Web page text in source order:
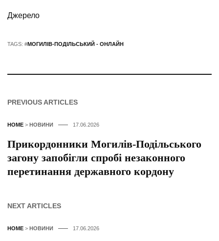
Джерело
TAGS: #МОГИЛІВ-ПОДІЛЬСЬКИЙ - ОНЛАЙН
PREVIOUS ARTICLES
HOME > НОВИНИ 17.06.2026
Прикордонники Могилів-Подільського
загону запобігли спробі незаконного
перетинання державного кордону
NEXT ARTICLES
HOME > НОВИНИ 17.06.2026